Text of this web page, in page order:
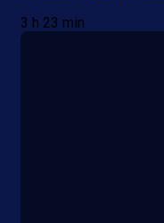
3 h 23 min